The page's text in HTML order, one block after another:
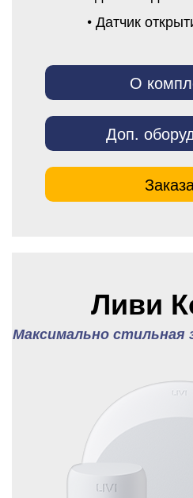
• Датчик
О
Доп.
Ливи
Максимально